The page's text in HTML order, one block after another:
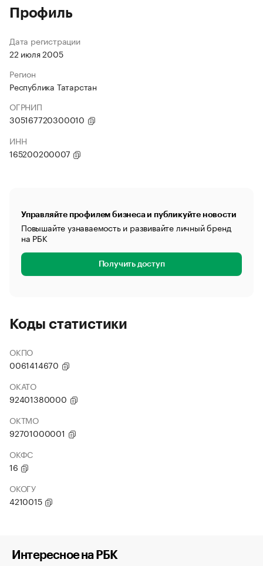
Профиль
Дата регистрации
22 июля 2005
Регион
Республика Татарстан
ОГРНИП
305167720300010
ИНН
165200200007
Управляйте профилем бизнеса и публикуйте новости
Повышайте узнаваемость и развивайте личный бренд
на РБК
Получить доступ
Коды статистики
ОКПО
0061414670
ОКАТО
92401380000
ОКТМО
92701000001
ОКФС
16
ОКОГУ
4210015
Интересное на РБК